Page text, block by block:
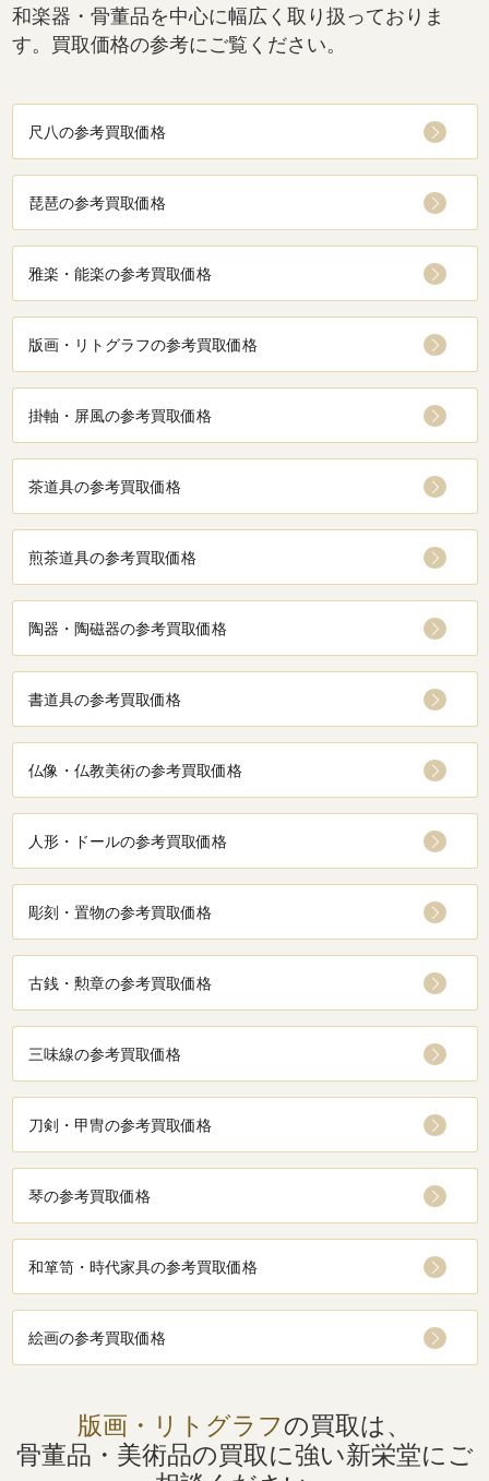
和楽器・骨董品を中心に幅広く取り扱っておりま
す。買取価格の参考にご覧ください。
尺八の参考買取価格
琵琶の参考買取価格
雅楽・能楽の参考買取価格
版画・リトグラフの参考買取価格
掛軸・屏風の参考買取価格
茶道具の参考買取価格
煎茶道具の参考買取価格
陶器・陶磁器の参考買取価格
書道具の参考買取価格
仏像・仏教美術の参考買取価格
人形・ドールの参考買取価格
彫刻・置物の参考買取価格
古銭・勲章の参考買取価格
三味線の参考買取価格
刀剣・甲冑の参考買取価格
琴の参考買取価格
和箪笥・時代家具の参考買取価格
絵画の参考買取価格
版画・リトグラフ の買取は、
骨董品・美術品の買取に強い新栄堂にご